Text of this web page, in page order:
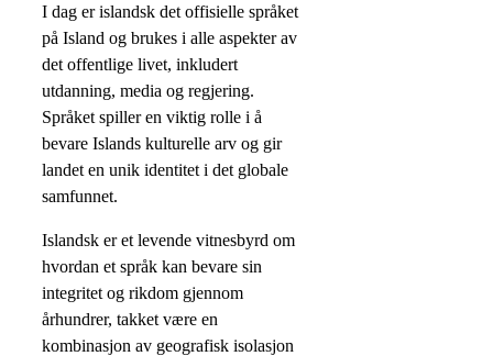
I dag er islandsk det offisielle språket
på Island og brukes i alle aspekter av
det offentlige livet, inkludert
utdanning, media og regjering.
Språket spiller en viktig rolle i å
bevare Islands kulturelle arv og gir
landet en unik identitet i det globale
samfunnet.
Islandsk er et levende vitnesbyrd om
hvordan et språk kan bevare sin
integritet og rikdom gjennom
århundrer, takket være en
kombinasjon av geografisk isolasjon